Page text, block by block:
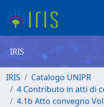
IRIS
IRIS
Catalogo UNIPR
4 Contributo in atti di
4.1b Atto convegno